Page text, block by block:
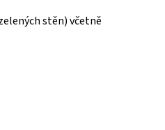
stěn) včetně